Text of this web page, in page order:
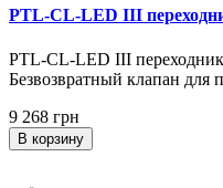
PTL-CL-LED III
PTL-CL-LED III
Безвозвратный клапан для
9 268 грн
В корзину